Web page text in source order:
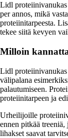
Lidl proteiinivanukas
per annos, mikä
proteiinitarpeesta.
tekee siitä kevyen
Milloin
Lidl
välipalana
palautumiseen.
proteiinitarpeen ja
Urheilijoille
ennen pitkää treeniä,
lihakset saavat